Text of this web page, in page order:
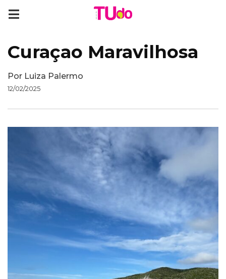
Curaçao Maravilhosa
Por Luiza Palermo
12/02/2025